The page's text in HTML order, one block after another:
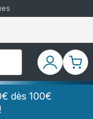
Mon
compte
Mon
dès 100€